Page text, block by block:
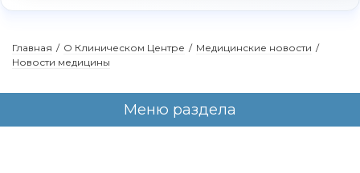
Главная / О Клиническом Центре / Медицинские новости /
Новости медицины
Меню раздела